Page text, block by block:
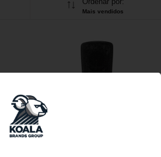
Mais vendidos